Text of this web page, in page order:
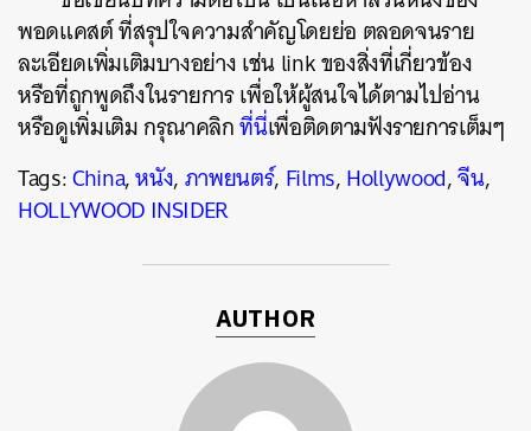
พอดแคสต์ ที่สรุปใจความสำคัญโดยย่อ ตลอดจนราย
ละเอียดเพิ่มเติมบางอย่าง เช่น link ของสิ่งที่เกี่ยวข้อง
หรือที่ถูกพูดถึงในรายการ เพื่อให้ผู้สนใจได้ตามไปอ่าน
หรือดูเพิ่มเติม กรุณาคลิกที่นี่เพื่อติดตามฟังรายการเต็มๆ
Tags:China,หนัง,ภาพยนตร์, Films,Hollywood,จีน,
HOLLYWOOD INSIDER
AUTHOR